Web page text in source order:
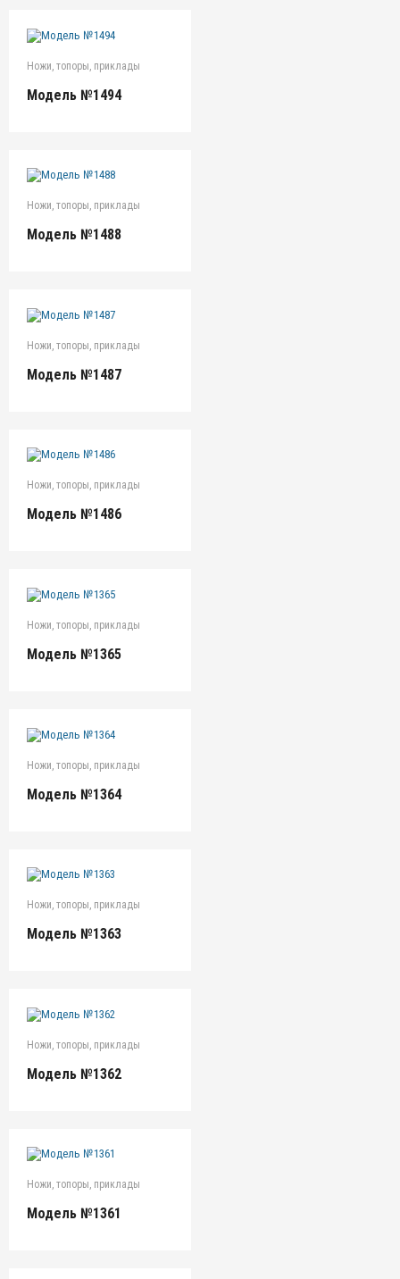
Ножи, топоры, приклады
Модель №1494
Ножи, топоры, приклады
Модель №1488
Ножи, топоры, приклады
Модель №1487
Ножи, топоры, приклады
Модель №1486
Ножи, топоры, приклады
Модель №1365
Ножи, топоры, приклады
Модель №1364
Ножи, топоры, приклады
Модель №1363
Ножи, топоры, приклады
Модель №1362
Ножи, топоры, приклады
Модель №1361